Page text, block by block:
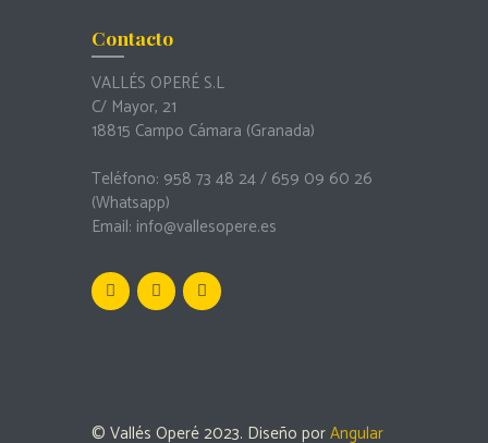
Contacto
VALLÉS OPERÉ S.L
C/ Mayor, 21
18815 Campo Cámara (Granada)
Teléfono: 958 73 48 24 / 659 09 60 26
(Whatsapp)
Email: info@vallesopere.es
© Vallés Operé 2023. Diseño porAngular